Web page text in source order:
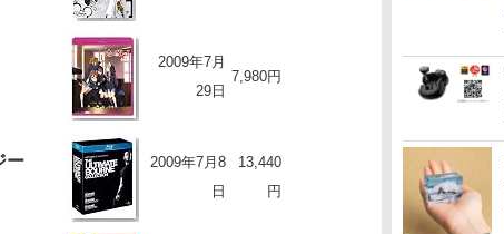
2009年7月
29日
7,980円
ー
2009年7月8
日
13,440
円